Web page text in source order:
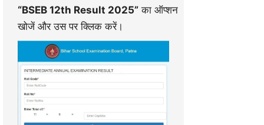
“BSEB 12th Result 2025” का ऑप्शन
खोजें और उस पर क्लिक करें।